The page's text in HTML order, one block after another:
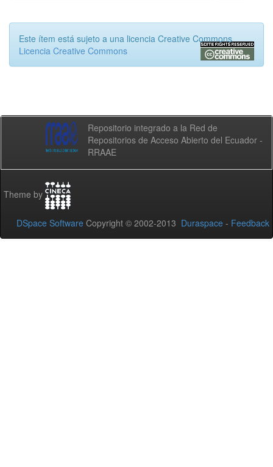
Este ítem está sujeto a una licencia Creative Commons
Licencia Creative Commons
Repositorio integrado a la Red de
Repositorios de Acceso Abierto del Ecuador -
RRAAE
Theme by
DSpace Software Copyright © 2002-2013 Duraspace - Feedback